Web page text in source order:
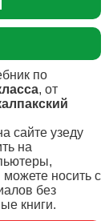
по
, от
сайте узеду
на
носить с
без
книги.